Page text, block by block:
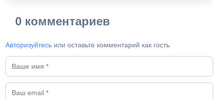
0 комментариев
Авторизуйтесь или оставьте комментарий как гость